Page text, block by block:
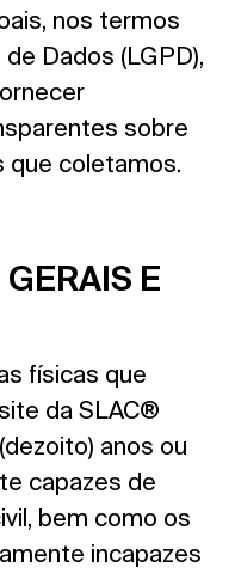
nos termos
Dados (LGPD),
sobre
que coletamos.
E
físicas que
da SLAC®
anos ou
capazes de
bem como os
incapazes